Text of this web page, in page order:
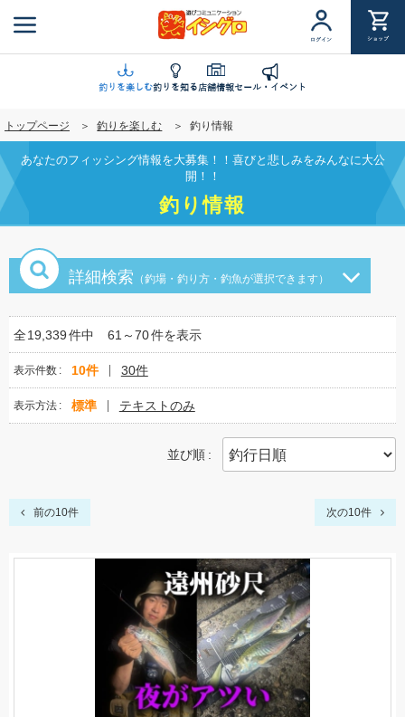
ン
に
移
動
ログイン ショップ
釣りを楽しむ釣りを知る店舗情報セール・イベント
トップページ 釣りを楽しむ 釣り情報
あなたのフィッシング情報を大募集！！喜びと悲しみをみんなに大公
開！！
釣り情報
詳細検索 （釣場・釣り方・釣魚が選択できます）
全19,339件中 61～70件を表示
表示件数 10件 30件
表示方法 標準 テキストのみ
並び順
前の10件 次の10件